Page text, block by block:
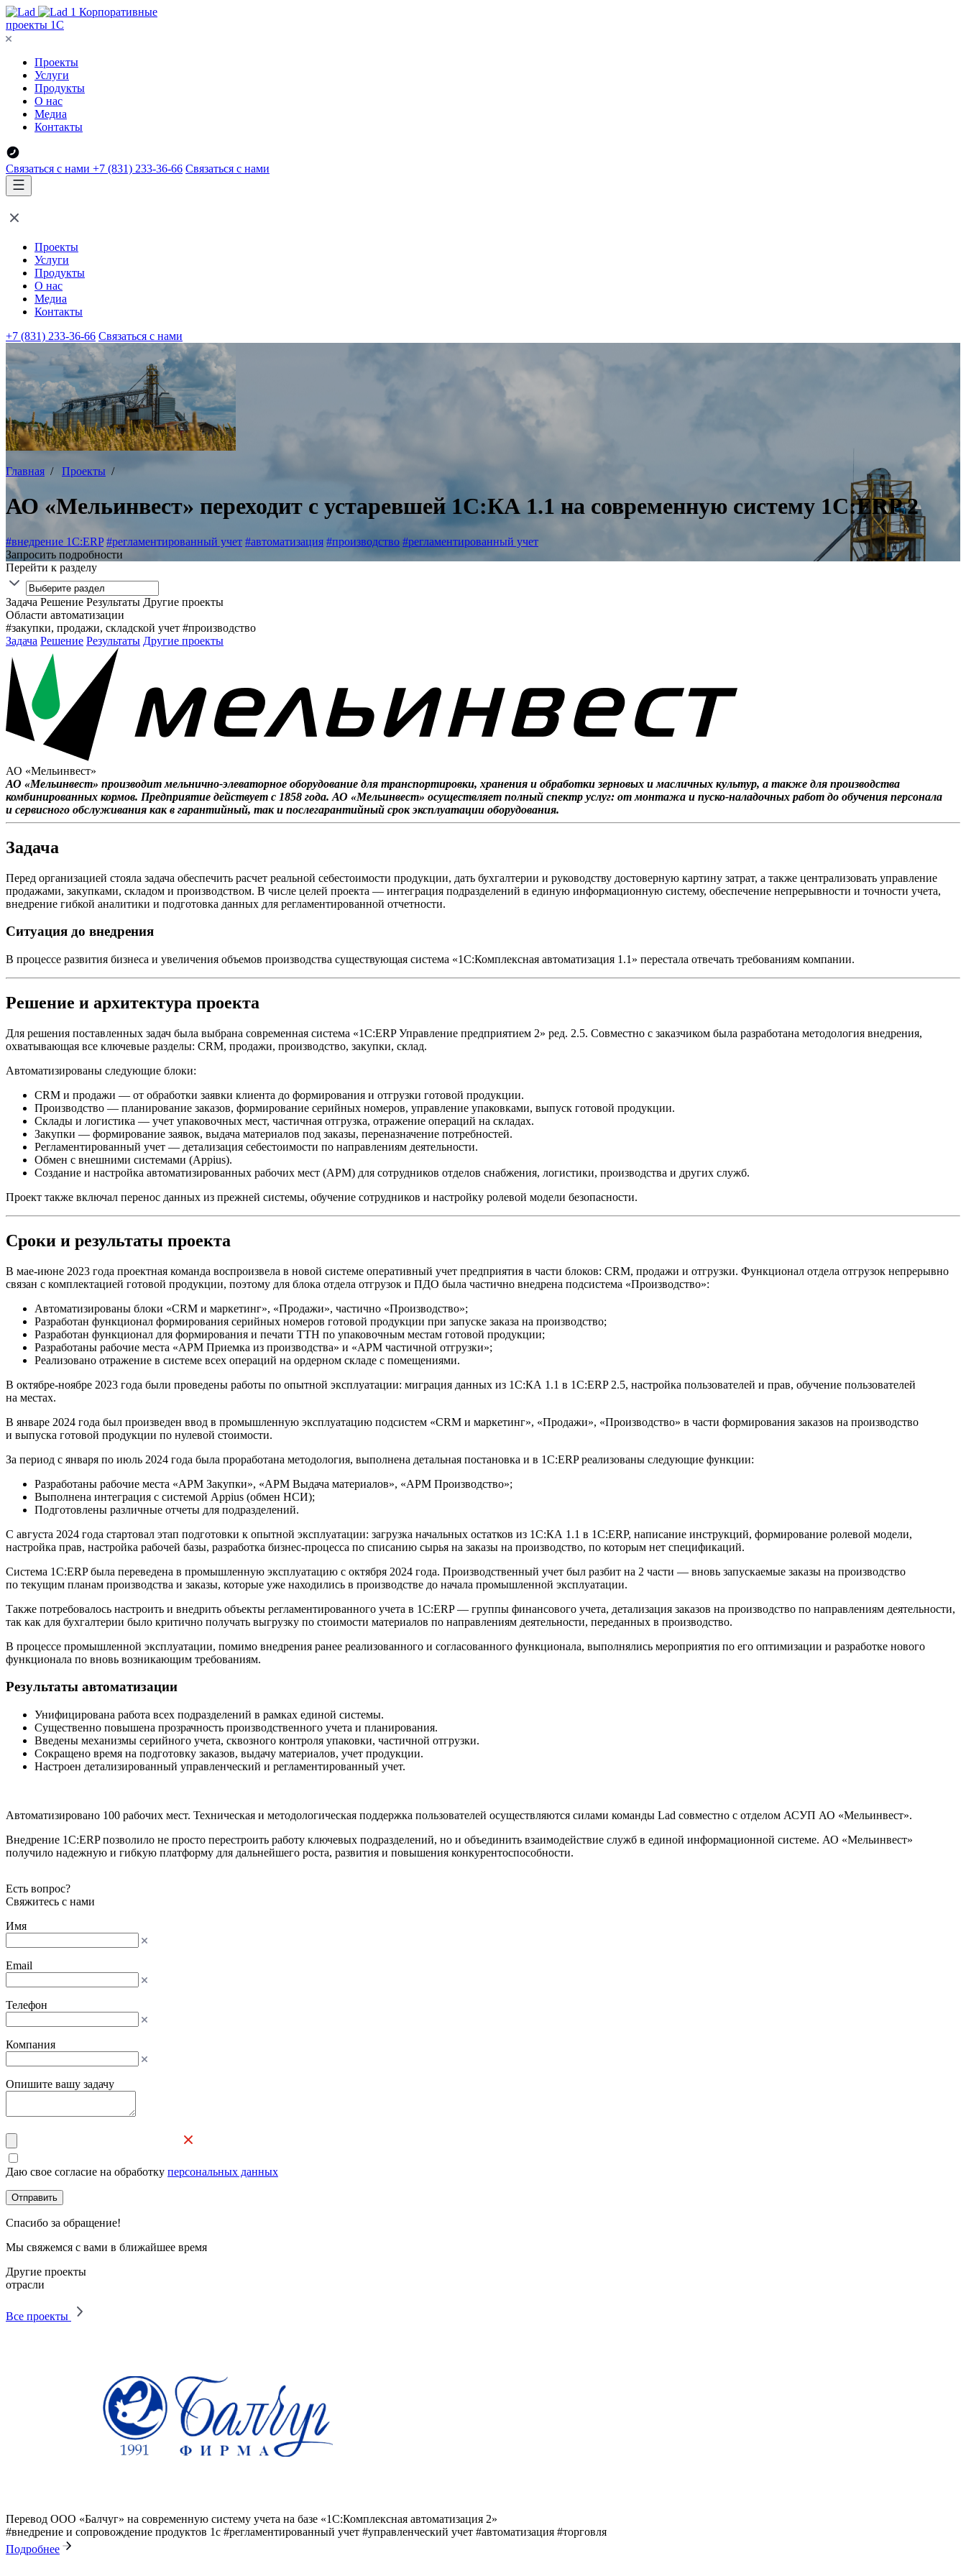
Корпоративные
проекты 1С
Проекты
Услуги
Продукты
О нас
Медиа
Контакты
Связаться с нами +7 (831) 233-36-66 Связаться с нами
Проекты
Услуги
Продукты
О нас
Медиа
Контакты
+7 (831) 233-36-66 Связаться с нами
Главная / Проекты /
АО «Мельинвест» переходит с устаревшей 1С:КА 1.1 на современную систему 1С:ERP 2
#внедрение 1С:ERP #регламентированный учет #автоматизация #производство #регламентированный учет
Запросить подробности
Перейти к разделу
Задача Решение Результаты Другие проекты
Области автоматизации
#закупки, продажи, складской учет #производство
Задача Решение Результаты Другие проекты
АО «Мельинвест»
АО «Мельинвест» производит мельнично-элеваторное оборудование для транспортировки, хранения и обработки зерновых и масличных культур, а также для производства
комбинированных кормов. Предприятие действует с 1858 года. АО «Мельинвест» осуществляет полный спектр услуг: от монтажа и пуско-наладочных работ до обучения персонала
и сервисного обслуживания как в гарантийный, так и послегарантийный срок эксплуатации оборудования.
Задача
Перед организацией стояла задача обеспечить расчет реальной себестоимости продукции, дать бухгалтерии и руководству достоверную картину затрат, а также централизовать управление
продажами, закупками, складом и производством. В числе целей проекта — интеграция подразделений в единую информационную систему, обеспечение непрерывности и точности учета,
внедрение гибкой аналитики и подготовка данных для регламентированной отчетности.
Ситуация до внедрения
В процессе развития бизнеса и увеличения объемов производства существующая система «1С:Комплексная автоматизация 1.1» перестала отвечать требованиям компании.
Решение и архитектура проекта
Для решения поставленных задач была выбрана современная система «1С:ERP Управление предприятием 2» ред. 2.5. Совместно с заказчиком была разработана методология внедрения,
охватывающая все ключевые разделы: CRM, продажи, производство, закупки, склад.
Автоматизированы следующие блоки:
CRM и продажи — от обработки заявки клиента до формирования и отгрузки готовой продукции.
Производство — планирование заказов, формирование серийных номеров, управление упаковками, выпуск готовой продукции.
Склады и логистика — учет упаковочных мест, частичная отгрузка, отражение операций на складах.
Закупки — формирование заявок, выдача материалов под заказы, переназначение потребностей.
Регламентированный учет — детализация себестоимости по направлениям деятельности.
Обмен с внешними системами (Appius).
Создание и настройка автоматизированных рабочих мест (АРМ) для сотрудников отделов снабжения, логистики, производства и других служб.
Проект также включал перенос данных из прежней системы, обучение сотрудников и настройку ролевой модели безопасности.
Сроки и результаты проекта
В мае-июне 2023 года проектная команда воспроизвела в новой системе оперативный учет предприятия в части блоков: CRM, продажи и отгрузки. Функционал отдела отгрузок непрерывно
связан с комплектацией готовой продукции, поэтому для блока отдела отгрузок и ПДО была частично внедрена подсистема «Производство»:
Автоматизированы блоки «CRM и маркетинг», «Продажи», частично «Производство»;
Разработан функционал формирования серийных номеров готовой продукции при запуске заказа на производство;
Разработан функционал для формирования и печати ТТН по упаковочным местам готовой продукции;
Разработаны рабочие места «АРМ Приемка из производства» и «АРМ частичной отгрузки»;
Реализовано отражение в системе всех операций на ордерном складе с помещениями.
В октябре-ноябре 2023 года были проведены работы по опытной эксплуатации: миграция данных из 1С:КА 1.1 в 1С:ERP 2.5, настройка пользователей и прав, обучение пользователей
на местах.
В январе 2024 года был произведен ввод в промышленную эксплуатацию подсистем «CRM и маркетинг», «Продажи», «Производство» в части формирования заказов на производство
и выпуска готовой продукции по нулевой стоимости.
За период с января по июль 2024 года была проработана методология, выполнена детальная постановка и в 1С:ERP реализованы следующие функции:
Разработаны рабочие места «АРМ Закупки», «АРМ Выдача материалов», «АРМ Производство»;
Выполнена интеграция с системой Appius (обмен НСИ);
Подготовлены различные отчеты для подразделений.
С августа 2024 года стартовал этап подготовки к опытной эксплуатации: загрузка начальных остатков из 1С:КА 1.1 в 1С:ERP, написание инструкций, формирование ролевой модели,
настройка прав, настройка рабочей базы, разработка бизнес-процесса по списанию сырья на заказы на производство, по которым нет спецификаций.
Система 1С:ERP была переведена в промышленную эксплуатацию с октября 2024 года. Производственный учет был разбит на 2 части — вновь запускаемые заказы на производство
по текущим планам производства и заказы, которые уже находились в производстве до начала промышленной эксплуатации.
Также потребовалось настроить и внедрить объекты регламентированного учета в 1C:ERP — группы финансового учета, детализация заказов на производство по направлениям деятельности,
так как для бухгалтерии было критично получать выгрузку по стоимости материалов по направлениям деятельности, переданных в производство.
В процессе промышленной эксплуатации, помимо внедрения ранее реализованного и согласованного функционала, выполнялись мероприятия по его оптимизации и разработке нового
функционала по вновь возникающим требованиям.
Результаты автоматизации
Унифицирована работа всех подразделений в рамках единой системы.
Существенно повышена прозрачность производственного учета и планирования.
Введены механизмы серийного учета, сквозного контроля упаковки, частичной отгрузки.
Сокращено время на подготовку заказов, выдачу материалов, учет продукции.
Настроен детализированный управленческий и регламентированный учет.
Автоматизировано 100 рабочих мест. Техническая и методологическая поддержка пользователей осуществляются силами команды Lad совместно с отделом АСУП АО «Мельинвест».
Внедрение 1С:ERP позволило не просто перестроить работу ключевых подразделений, но и объединить взаимодействие служб в единой информационной системе. АО «Мельинвест»
получило надежную и гибкую платформу для дальнейшего роста, развития и повышения конкурентоспособности.
Есть вопрос?
Свяжитесь с нами
Имя
Email
Телефон
Компания
Опишите вашу задачу
Даю свое согласие на обработку персональных данных
Отправить
Спасибо за обращение!
Мы свяжемся с вами в ближайшее время
Другие проекты
отрасли
Все проекты
Перевод ООО «Балчуг» на современную систему учета на базе «1С:Комплексная автоматизация 2»
#внедрение и сопровождение продуктов 1с #регламентированный учет #управленческий учет #автоматизация #торговля
Подробнее